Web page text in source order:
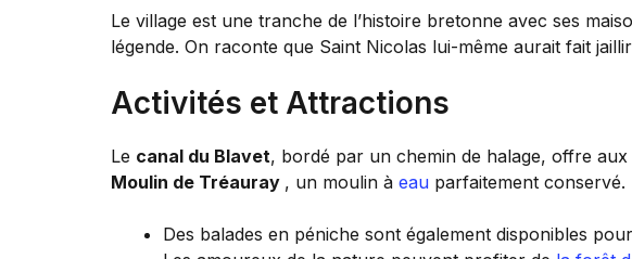
Le village est une tranche de l’histoire bretonne avec ses
légende. On raconte que Saint Nicolas lui-même aurait fait
Activités et Attractions
Le canal du Blavet, bordé par un chemin de halage, offre
Moulin de Tréauray , un moulin à eau parfaitement conservé.
Des balades en péniche sont également disponibles